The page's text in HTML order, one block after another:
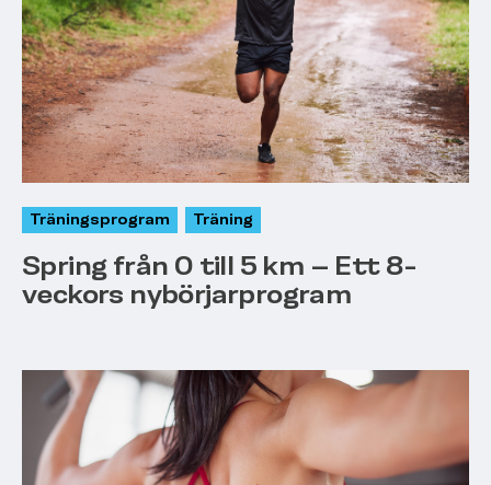
Träningsprogram Träning
Spring från 0 till 5 km – Ett 8-
veckors nybörjarprogram